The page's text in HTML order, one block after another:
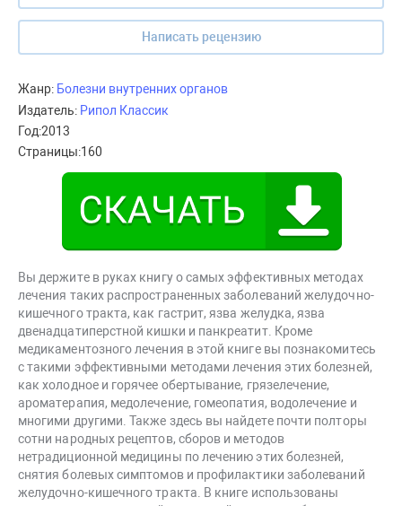
Написать рецензию
Жанр: Болезни внутренних органов
Издатель: Рипол Классик
Год:2013
Страницы:160
Вы держите в руках книгу о самых эффективных методах
лечения таких распространенных заболеваний желудочно-
кишечного тракта, как гастрит, язва желудка, язва
двенадцатиперстной кишки и панкреатит. Кроме
медикаментозного лечения в этой книге вы познакомитесь
с такими эффективными методами лечения этих болезней,
как холодное и горячее обертывание, грязелечение,
ароматерапия, медолечение, гомеопатия, водолечение и
многими другими. Также здесь вы найдете почти полторы
сотни народных рецептов, сборов и методов
нетрадиционной медицины по лечению этих болезней,
снятия болевых симптомов и профилактики заболеваний
желудочно-кишечного тракта. В книге использованы